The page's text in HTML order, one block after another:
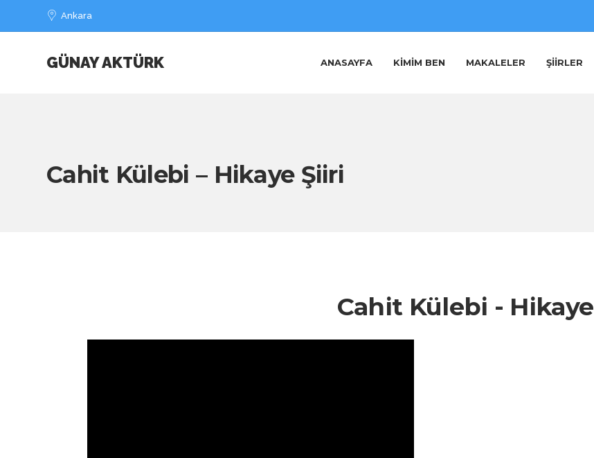
Ankara
GÜNAY AKTÜRK ANASAYFA KIMIM BEN MAKALELER ŞIIRLER
Cahit Külebi – Hikaye Şiiri
Cahit Külebi - Hikaye